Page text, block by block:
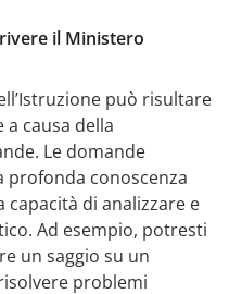
il Ministero
può risultare
causa della
Le domande
profonda conoscenza
capacità di analizzare e
Ad esempio, potresti
un saggio su un
problemi